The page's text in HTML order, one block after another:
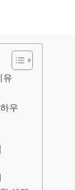
유
우